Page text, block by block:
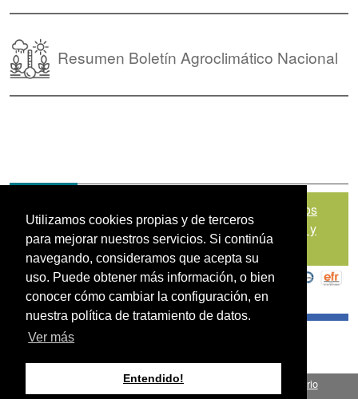
Utilizamos cookies propias y de terceros
para mejorar nuestros servicios. Si continúa
navegando, consideramos que acepta su
uso. Puede obtener más información, o bien
conocer cómo cambiar la configuración, en
nuestra política de tratamiento de datos.
Ver más
Entendido!
Resumen Boletín Agroclimático Nacional
Política de Tratamiento de Datos
Personales|Políticas de Seguridad, Términos y
Condiciones de Uso
Fondo para el Financiamiento del Sector Agropecuario